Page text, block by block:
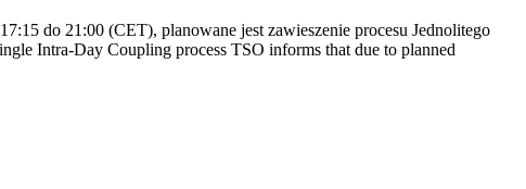
do 21:00 (CET), planowane jest zawieszenie procesu Jednolitego
Intra-Day Coupling process TSO informs that due to planned